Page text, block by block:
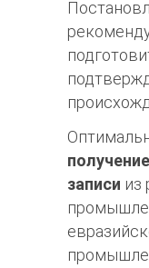
записи из